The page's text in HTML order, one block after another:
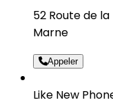
52 Route de
Marne
Appeler
Like New